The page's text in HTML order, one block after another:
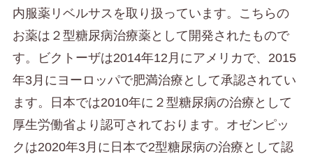
内服薬リベルサスを取り扱っています。こちらの
お薬は２型糖尿病治療薬として開発されたもので
す。ビクトーザは2014年12月にアメリカで、2015
年3月にヨーロッパで肥満治療として承認されてい
ます。日本では2010年に２型糖尿病の治療として
厚生労働省より認可されております。オゼンピッ
クは2020年3月に日本で2型糖尿病の治療として認